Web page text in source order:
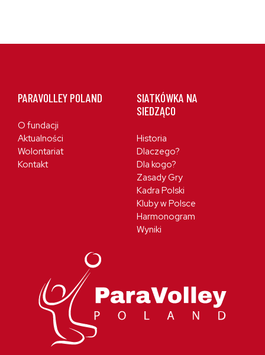
PARAVOLLEY POLAND
O fundacji
Aktualności
Wolontariat
Kontakt
SIATKÓWKA NA
SIEDZĄCO
Historia
Dlaczego?
Dla kogo?
Zasady Gry
Kadra Polski
Kluby w Polsce
Harmonogram
Wyniki